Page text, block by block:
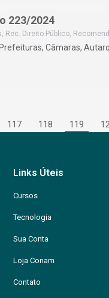
223/2024
, Rec. Direito Público,
Câmaras,
117 118 119
Links Úteis
Cursos
Tecnologia
Sua Conta
Loja Conam
Contato